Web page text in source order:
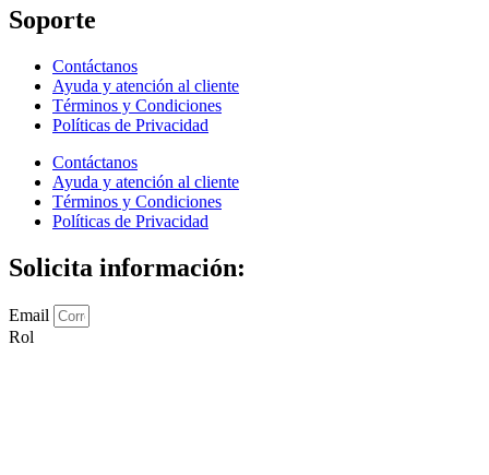
Soporte
Contáctanos
Ayuda y atención al cliente
Términos y Condiciones
Políticas de Privacidad
Contáctanos
Ayuda y atención al cliente
Términos y Condiciones
Políticas de Privacidad
Solicita información:
Email
Rol